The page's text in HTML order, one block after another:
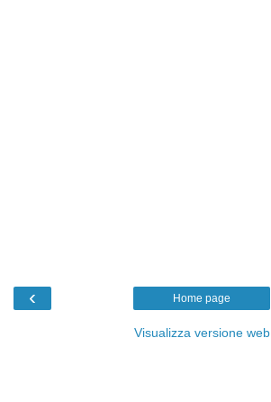
‹ Home page
Visualizza versione web